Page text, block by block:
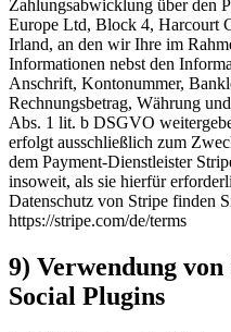
Zahlungsabwicklung über den
Europe Ltd, Block 4, Harcourt
Irland, an den wir Ihre im
Informationen nebst den
Anschrift, Kontonummer,
Rechnungsbetrag, Währung
Abs. 1 lit. b DSGVO
erfolgt ausschließlich zum
dem Payment-Dienstleister
insoweit, als sie hierfür
Datenschutz von Stripe finden
https://stripe.com/de/terms
9) Verwendung
Social Plugins